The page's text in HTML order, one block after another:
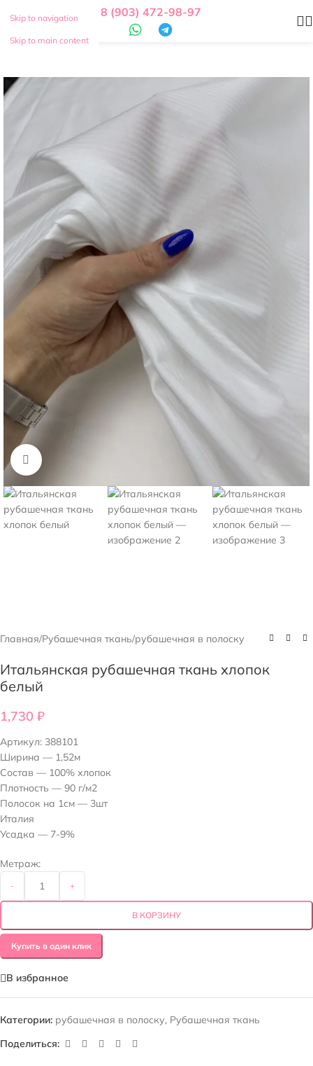
Skip to navigation
Skip to main content
8 (903) 472-98-97
Нажмите, чтобы увеличить
Главная/Рубашечная ткань/рубашечная в полоску
Итальянская рубашечная ткань хлопок
белый
1,730 ₽
Артикул: 388101
Ширина — 1,52м
Состав — 100% хлопок
Плотность — 90 г/м2
Полосок на 1см — 3шт
Италия
Усадка — 7-9%
Метраж:
- +
В КОРЗИНУ
Купить в один клик
В избранное
Категории: рубашечная в полоску, Рубашечная ткань
Поделиться: